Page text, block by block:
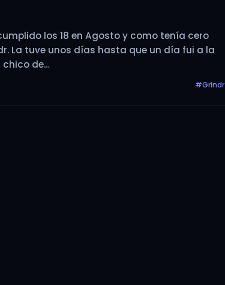
los 18 en Agosto y como tenía cero
La tuve unos días hasta que un día fui a la
chico de…
#Grindr